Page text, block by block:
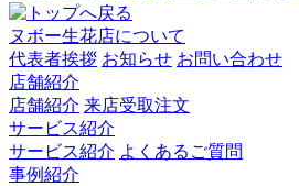
ヌボー生花店について
代表者挨拶 お知らせ お問い合わせ
店舗紹介
店舗紹介 来店受取注文
サービス紹介
サービス紹介 よくあるご質問
事例紹介